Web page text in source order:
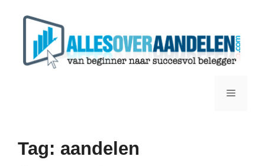
Menu
Tag: aandelen